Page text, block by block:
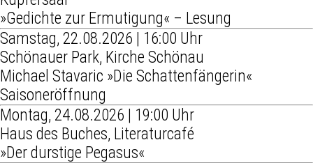
»Gedichte zur Ermutigung« – Lesung
Samstag, 22.08.2026 | 16:00 Uhr
Schönauer Park, Kirche Schönau
Michael Stavaric »Die Schattenfängerin«
Saisoneröffnung
Montag, 24.08.2026 | 19:00 Uhr
Haus des Buches, Literaturcafé
»Der durstige Pegasus«